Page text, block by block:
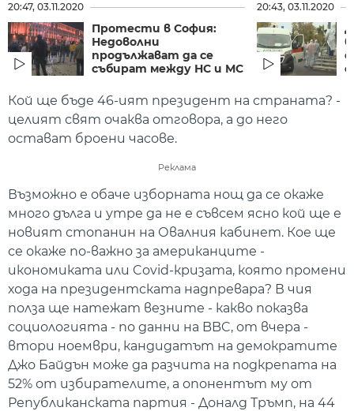
20:47, 03.11.2020
Протести в София:
Недоволни
продължават да се
събират между НС и МС
20:43, 03.11.2020
Кой ще бъде 46-ият президент на страната? -
целият свят очаква отговора, а до него
остават броени часове.
Реклама
Възможно е обаче изборната нощ да се окаже
много дълга и утре да не е съвсем ясно кой ще е
новият стопанин на Овалния кабинет. Кое ще
се окаже по-важно за американците -
икономиката или Covid-кризата, която промени
хода на президентската надпревара? В чия
полза ще натежат везните - какво показва
социологията - по данни на BBC, от вчера -
втори ноември, кандидатът на демократите
Джо Байдън може да разчита на подкрепата на
52% от избирателите, а опонентът му от
Републиканската партия - Доналд Тръмп, на 44